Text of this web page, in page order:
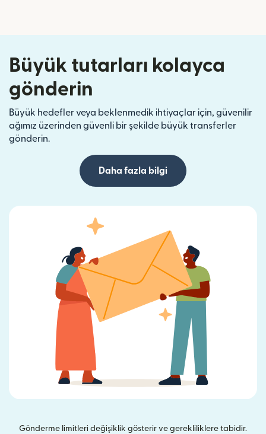
Büyük tutarları kolayca
gönderin
Büyük hedefler veya beklenmedik ihtiyaçlar için, güvenilir
ağımız üzerinden güvenli bir şekilde büyük transferler
gönderin.
Daha fazla bilgi
Gönderme limitleri değişiklik gösterir ve gerekliliklere tabidir.